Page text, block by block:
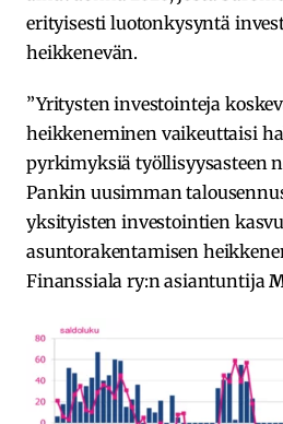
erityisesti luotonkysyntä
heikkenevän.
”Yritysten investointeja
heikkeneminen vaikeuttaisi
pyrkimyksiä työllisyysasteen
Pankin uusimman
yksityisten investointien
asuntorakentamisen
Finanssiala ry:n asiantuntija